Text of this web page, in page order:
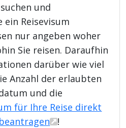
und
ein Reisevisum
nur angeben woher
Sie reisen. Daraufhin
darüber wie viel
Anzahl der erlaubten
und die
für Ihre Reise direkt
!